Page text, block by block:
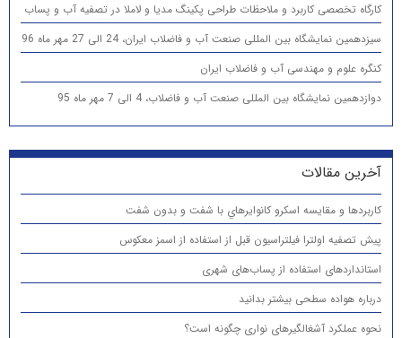
کارگاه تخصصی کاربرد و ملاحظات طراحی پکینگ مدیا و لاملا در تصفیه آب و پساب
سیزدهمین نمایشگاه بین المللی صنعت آب و فاضلاب ایران، 24 الی 27 مهر ماه 96
کنگره علوم و مهندسی آب و فاضلاب ایران
دوازدهمین نمایشگاه بین المللی صنعت آب و فاضلاب، 4 الی 7 مهر ماه 95
آخرین مقالات
كاربردها و مقایسه اسكرو كانوايرهاي با شفت و بدون شفت
پیش تصفیه اولترا فیلتراسیون قبل از استفاده از اسمز معکوس
استانداردهای استفاده از پساب‌های شهری
درباره هواده سطحی بیشتر بدانید
نحوه عملکرد آشغالگیرهای نواری چگونه است؟